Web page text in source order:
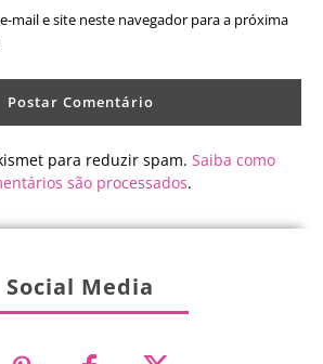
mail e site neste navegador para a próxima
para reduzir spam. Saiba como
são processados.
Social Media